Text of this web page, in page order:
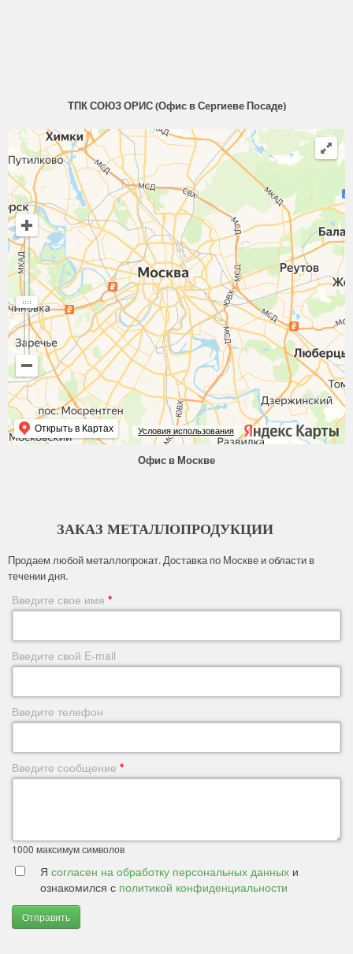
ТПК СОЮЗ ОРИС (Офис в Сергиеве Посаде)
Условия использования
Открыть в Картах
Офис в Москве
ЗАКАЗ МЕТАЛЛОПРОДУКЦИИ
Продаем любой металлопрокат. Доставка по Москве и области в
течении дня.
Введите свое имя *
Введите свой E-mail
Введите телефон
Введите сообщение *
1000 максимум символов
Я согласен на обработку персональных данных и
ознакомился с политикой конфиденциальности
Отправить